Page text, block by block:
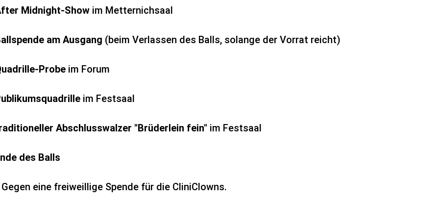
Midnight-Show im Metternichsaal
am Ausgang (beim Verlassen des Balls, solange der Vorrat reicht)
Probe im Forum
im Festsaal
Abschlusswalzer "Brüderlein fein" im Festsaal
des Balls
eine freiweillige Spende für die CliniClowns.